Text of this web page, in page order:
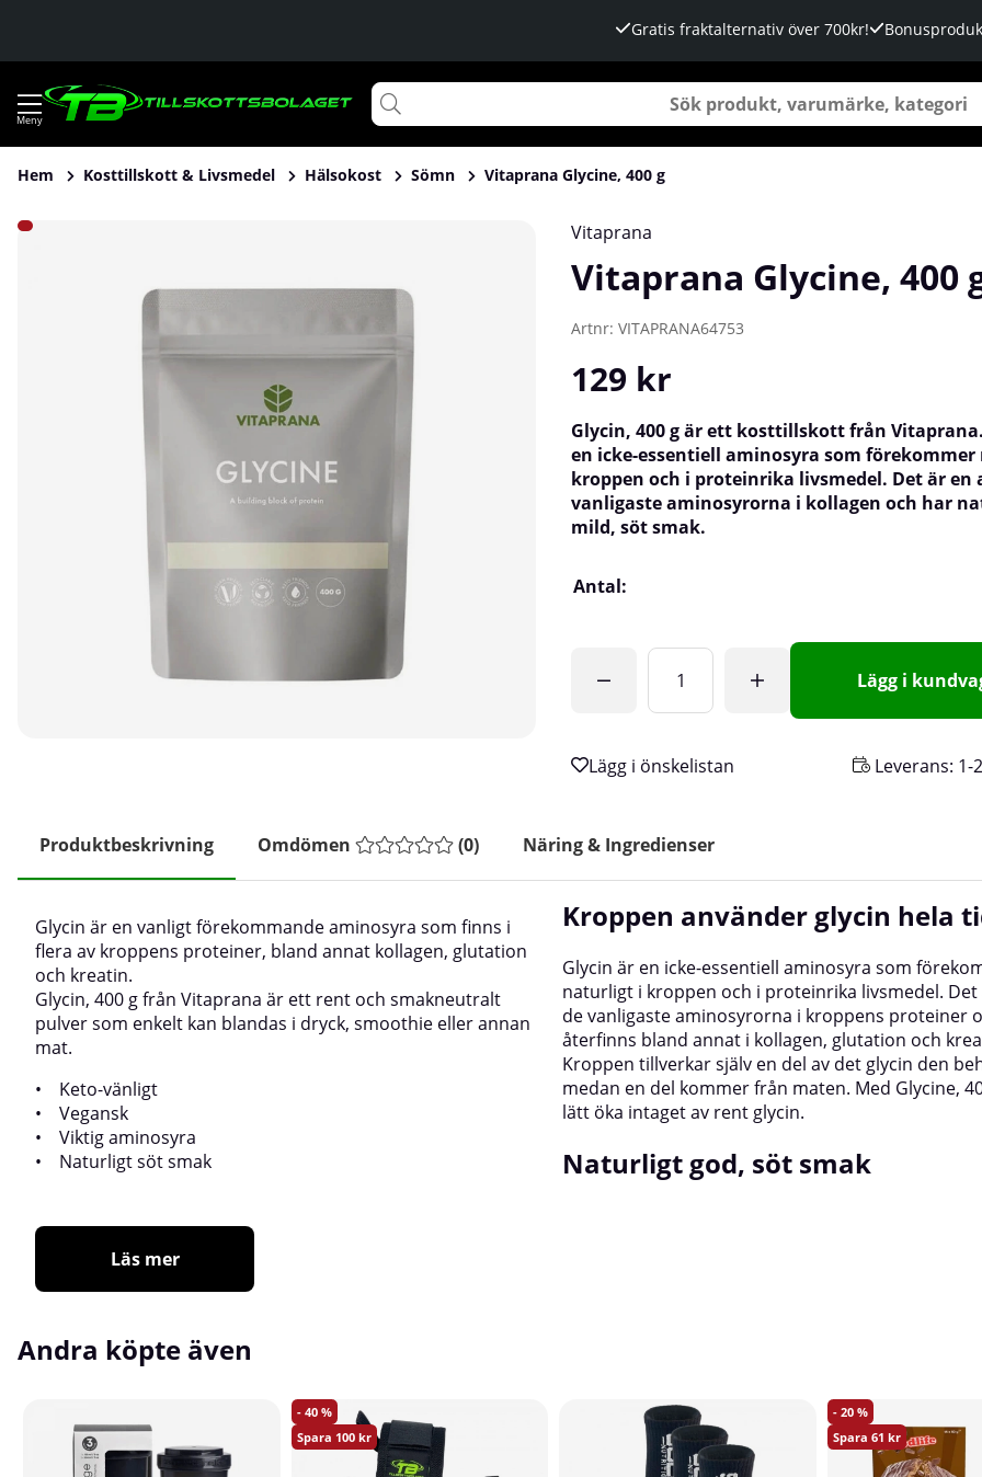
Gratis fraktalternativ över 700kr!
Hem Kosttillskott & Livsmedel Hälsokost Sömn Vitaprana Glycine, 400 g
Produktbilder Vitaprana Glycine, 400 g Vitaprana
Vitaprana Glycine, 400
Artnr: VITAPRANA64753
129 kr
Glycin, 400 g är ett kosttillskott från Vitaprana.
en icke-essentiell aminosyra som
kroppen och i proteinrika livsmedel. Det är en
vanligaste aminosyrorna i kollagen och har
mild, söt smak.
Antal:
Lägg i
Leverans: 1-
Produktbeskrivning Omdömen (0) Näring & Ingredienser
Glycin är en vanligt förekommande aminosyra som finns i
flera av kroppens proteiner, bland annat kollagen, glutation
och kreatin.
Glycin, 400 g från Vitaprana är ett rent och smakneutralt
pulver som enkelt kan blandas i dryck, smoothie eller annan
mat.
• Keto-vänligt
• Vegansk
• Viktig aminosyra
• Naturligt söt smak
Kroppen använder glycin hela
Glycin är en icke-essentiell aminosyra som
naturligt i kroppen och i proteinrika livsmedel. Det
de vanligaste aminosyrorna i kroppens proteiner
återfinns bland annat i kollagen, glutation och
Kroppen tillverkar själv en del av det glycin den
medan en del kommer från maten. Med Glycine,
lätt öka intaget av rent glycin.
Naturligt god, söt smak
Läs mer
Andra köpte även
40
100
20
61